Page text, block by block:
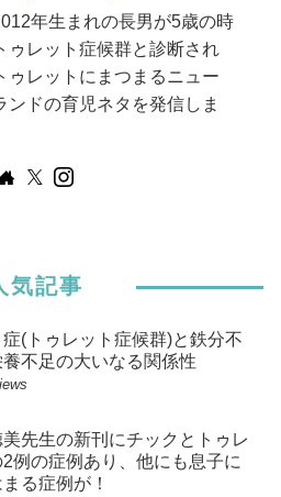
年生まれの長男が5歳の時
ゥレット症候群と診断され
ゥレットにまつまるニュー
ンドの育児ネタを発信しま
気記事
(トゥレット症候群)と鉄分不
養不足の大いなる関係性
先生の新刊にチックとトゥレ
2例の症例あり、他にも息子に
る症例が！